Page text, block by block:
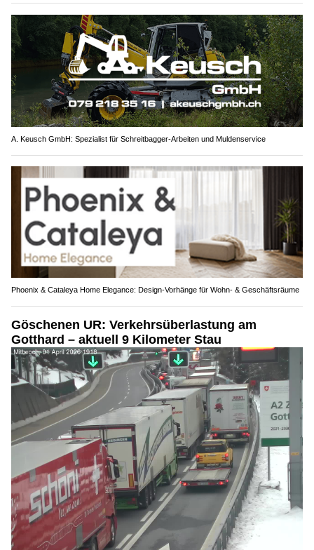
A. Keusch GmbH: Spezialist für Schreitbagger-Arbeiten und Muldenservice
Phoenix & Cataleya Home Elegance: Design-Vorhänge für Wohn- & Geschäftsräume
Göschenen UR: Verkehrsüberlastung am
Gotthard – aktuell 9 Kilometer Stau